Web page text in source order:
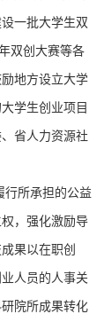
一批大学生双
双创大赛等各
地方设立大学
学生创业项目
省人力资源社
行所承担的公益
，强化激励导
果以在职创
人员的人事关
院所成果转化